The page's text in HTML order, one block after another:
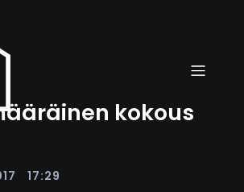
kokous
17:29